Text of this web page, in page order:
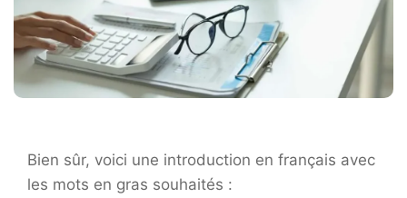
Bien sûr, voici une introduction en français avec
les mots en gras souhaités :